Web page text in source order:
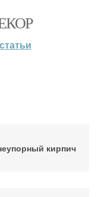
статьи
кирпич